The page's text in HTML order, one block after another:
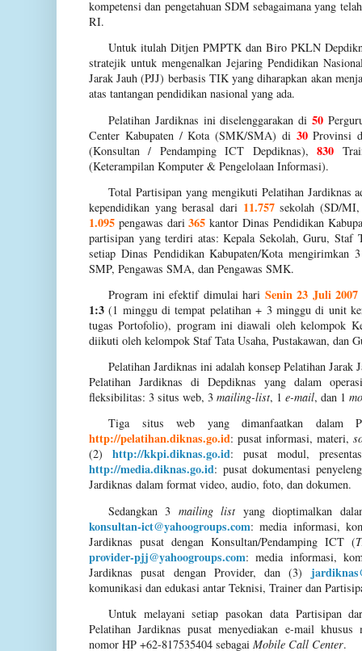
kompetensi dan pengetahuan SDM sebagaimana yang
RI.
Untuk itulah Ditjen PMPTK dan Biro PKLN
stratejik untuk mengenalkan Jejaring Pendidikan
Jarak Jauh (PJJ) berbasis TIK yang diharapkan akan
atas tantangan pendidikan nasional yang ada.
Pelatihan Jardiknas ini diselenggarakan di50
Center Kabupaten / Kota (SMK/SMA) di 30Provinsi
(Konsultan / Pendamping ICT Depdiknas),830
(Keterampilan Komputer & Pengelolaan Informasi).
Total Partisipan yang mengikuti Pelatihan Jardiknas
kependidikan yang berasal dari 11.757sekolah (SD/
1.095 pengawas dari365 kantor Dinas Pendidikan
partisipan yang terdiri atas: Kepala Sekolah, Guru, Staf
setiap Dinas Pendidikan Kabupaten/Kota mengirimkan
SMP, Pengawas SMA, dan Pengawas SMK.
Program ini efektif dimulai hari Senin 23 Juli 2007
1:3 (1 minggu di tempat pelatihan + 3 minggu di unit
tugas Portofolio), program ini diawali oleh kelompok
diikuti oleh kelompok Staf Tata Usaha, Pustakawan, dan
Pelatihan Jardiknas ini adalah konsep Pelatihan
Pelatihan Jardiknas di Depdiknas yang dalam
fleksibilitas: 3 situs web, 3 mailing-list, 1 e-mail, dan 1
Tiga situs web yang dimanfaatkan dalam
http://pelatihan.diknas.go.id: pusat informasi, materi,
(2) http://kkpi.diknas.go.id: pusat modul,
http://media.diknas.go.id: pusat dokumentasi
Jardiknas dalam format video, audio, foto, dan dokumen.
Sedangkan 3 mailing list yang dioptimalkan
konsultan-ict@yahoogroups.com: media informasi,
Jardiknas pusat dengan Konsultan/Pendamping ICT (
provider-pjj@yahoogroups.com: media informasi,
Jardiknas pusat dengan Provider, dan (3)
komunikasi dan edukasi antar Teknisi, Trainer dan
Untuk melayani setiap pasokan data Partisipan
Pelatihan Jardiknas pusat menyediakan e-mail
nomor HP +62-817535404 sebagai Mobile Call Center.